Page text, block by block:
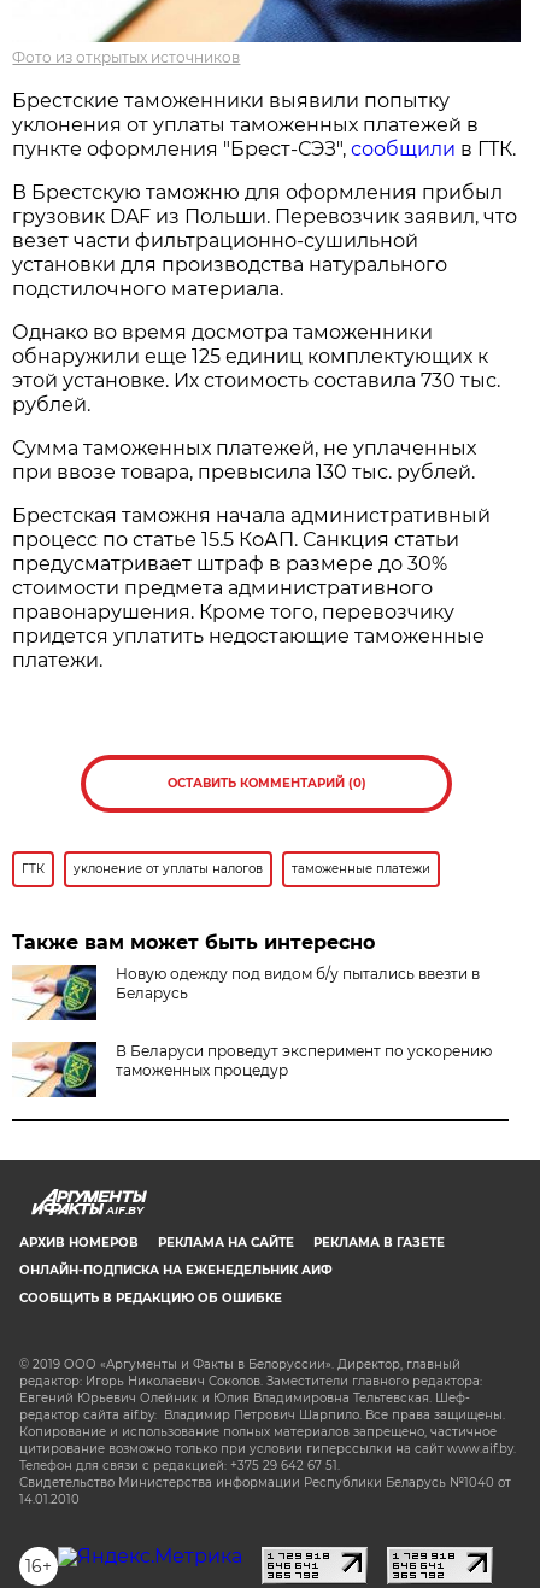
Фото из открытых источников
Брестские таможенники выявили попытку
уклонения от уплаты таможенных платежей в
пункте оформления "Брест-СЭЗ",сообщили в ГТК.
В Брестскую таможню для оформления прибыл
грузовик DAF из Польши. Перевозчик заявил, что
везет части фильтрационно-сушильной
установки для производства натурального
подстилочного материала.
Однако во время досмотра таможенники
обнаружили еще 125 единиц комплектующих к
этой установке. Их стоимость составила 730 тыс.
рублей.
Сумма таможенных платежей, не уплаченных
при ввозе товара, превысила 130 тыс. рублей.
Брестская таможня начала административный
процесс по статье 15.5 КоАП. Санкция статьи
предусматривает штраф в размере до 30%
стоимости предмета административного
правонарушения. Кроме того, перевозчику
придется уплатить недостающие таможенные
платежи.
ОСТАВИТЬ КОММЕНТАРИЙ (0)
ГТК уклонение от уплаты налогов таможенные платежи
Также вам может быть интересно
Новую одежду под видом б/у пытались ввезти в
Беларусь
В Беларуси проведут эксперимент по ускорению
таможенных процедур
AIF.BY
АРХИВ НОМЕРОВ РЕКЛАМА НА САЙТЕ
РЕКЛАМА В ГАЗЕТЕ
ОНЛАЙН-ПОДПИСКА НА ЕЖЕНЕДЕЛЬНИК АИФ
СООБЩИТЬ В РЕДАКЦИЮ ОБ ОШИБКЕ
© 2019 ООО «Аргументы и Факты в Белоруссии». Директор, главный
редактор: Игорь Николаевич Соколов. Заместители главного редактора:
Евгений Юрьевич Олейник и Юлия Владимировна Тельтевская. Шеф-
редактор сайта aif.by: Владимир Петрович Шарпило. Все права защищены.
Копирование и использование полных материалов запрещено, частичное
цитирование возможно только при условии гиперссылки на сайт www.aif.by.
Телефон для связи с редакцией: +375 29 642 67 51.
Свидетельство Министерства информации Республики Беларусь №1040 от
14.01.2010
16+